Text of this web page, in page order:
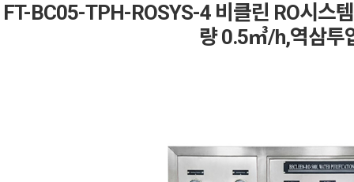
FT-BC05-TPH-ROSYS-4 비클린 RO시스
량 0.5㎥/h,역삼투